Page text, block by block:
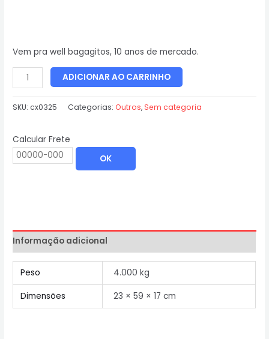
Vem pra well bagagitos, 10 anos de mercado.
ADICIONAR AO CARRINHO
SKU:cx0325 Categorias:Outros, Sem categoria
Calcular Frete
OK
Informação adicional
Peso 4.000 kg
Dimensões 23 × 59 × 17 cm